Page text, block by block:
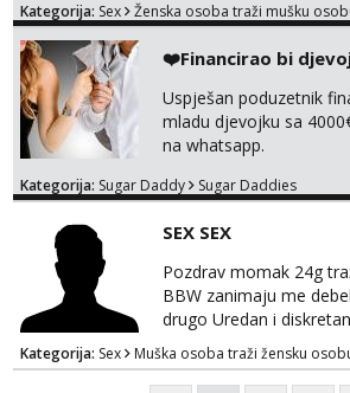
nudim klasiku sa
neradim analno i
ignoriram radim samo
original ✌️😊ali neki vec
Kategorija: Sex Ženska osoba traži mušku
❤️Financirao bi
Uspješan poduzetnik
mladu djevojku sa
na whatsapp.
Kategorija: Sugar Daddy Sugar Daddies
SEX SEX
Pozdrav momak 24g
BBW zanimaju me
drugo Uredan i
095 546 9915
Kategorija: Sex Muška osoba traži žensku